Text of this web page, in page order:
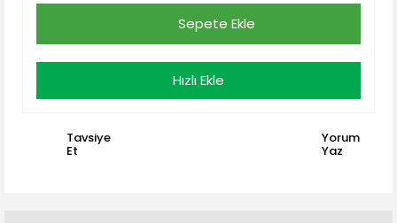
Sepete Ekle
Hızlı Ekle
Tavsiye
Et
Yorum
Yaz